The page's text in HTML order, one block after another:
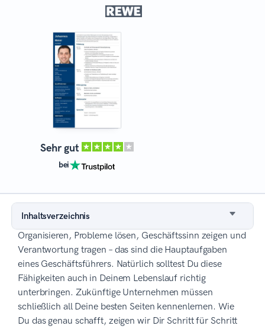
Sehr gut
bei
Inhaltsverzeichnis
Organisieren, Probleme lösen, Geschäftssinn zeigen und
Verantwortung tragen – das sind die Hauptaufgaben
eines Geschäftsführers. Natürlich solltest Du diese
Fähigkeiten auch in Deinem Lebenslauf richtig
unterbringen. Zukünftige Unternehmen müssen
schließlich all Deine besten Seiten kennenlernen. Wie
Du das genau schafft, zeigen wir Dir Schritt für Schritt